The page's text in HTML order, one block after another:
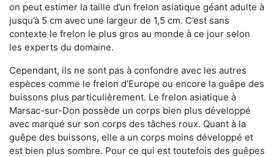
on peut estimer la taille d’un frelon asiatique géant adulte à
jusqu’à 5 cm avec une largeur de 1,5 cm. C’est sans
contexte le frelon le plus gros au monde à ce jour selon
les experts du domaine.
Cependant, ils ne sont pas à confondre avec les autres
espèces comme le frelon d’Europe ou encore la guêpe des
buissons plus particulièrement. Le frelon asiatique à
Marsac-sur-Don possède un corps bien plus développé
avec marqué sur son corps des tâches roux. Quant à la
guêpe des buissons, elle a un corps moins développé et
est bien plus sombre. Pour ce qui est toutefois des guêpes